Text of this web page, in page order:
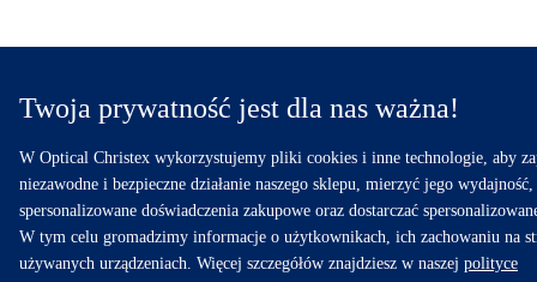
Twoja prywatność jest dla nas ważna!
W Optical Christex wykorzystujemy pliki cookies i inne technologie, aby
niezawodne i bezpieczne działanie naszego sklepu, mierzyć jego
spersonalizowane doświadczenia zakupowe oraz dostarczać
W tym celu gromadzimy informacje o użytkownikach, ich zachowaniu na
używanych urządzeniach. Więcej szczegółów znajdziesz w naszej polityce